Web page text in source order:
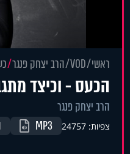
ראשי VOD הרב יצחק פנגר
הכעס - וכיצד
הרב יצחק פנגר
צפיות: 24757 MP3